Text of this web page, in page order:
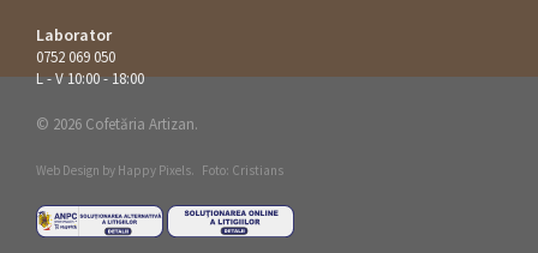
Laborator
0752 069 050
L - V 10:00 - 18:00
© 2026 Cofetăria Artizan.
Web Design by Happy Pixels. Foto: Cristians